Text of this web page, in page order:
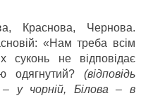
Краснова, Чернова.
«Нам треба всім
суконь не відповідає
одягнутий? (відповідь
у чорній, Білова – в